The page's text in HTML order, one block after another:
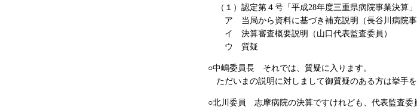
（１）認定第４号「平成28年度三重県病院事業決算」
ア 当局から資料に基づき補充説明（長谷川病院事
イ 決算審査概要説明（山口代表監査委員）
ウ 質疑
○中嶋委員長 それでは、質疑に入ります。
ただいまの説明に対しまして御質疑のある方は挙手を
○北川委員 志摩病院の決算ですけれども、代表監査委